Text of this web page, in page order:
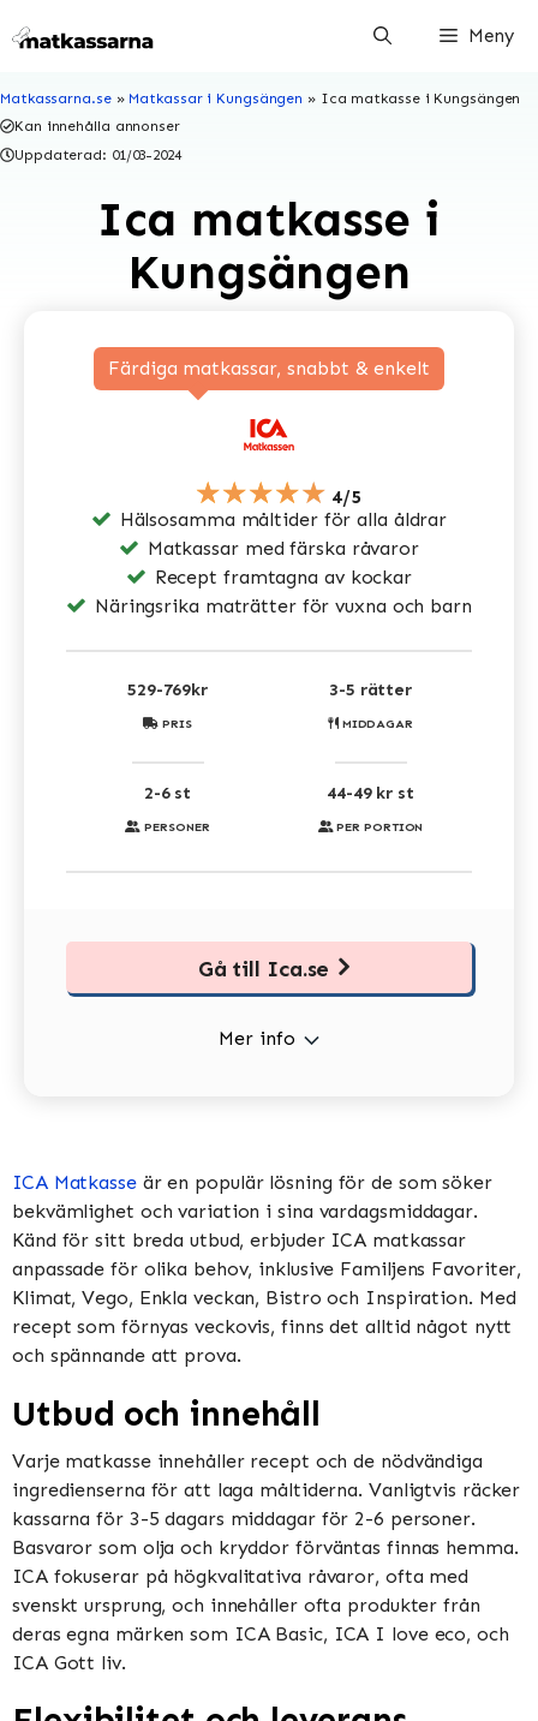
till
Meny
Matkassarna.se» Matkassar i Kungsängen » Ica matkasse i Kungsängen
Kan innehålla annonser
Uppdaterad: 01/03-2024
Ica matkasse i
Kungsängen
Färdiga matkassar, snabbt & enkelt
★★★★★ 4/5
Hälsosamma måltider för alla åldrar
Matkassar med färska råvaror
Recept framtagna av kockar
Näringsrika maträtter för vuxna och barn
PRIS
529-769kr
MIDDAGAR
3-5 rätter
PERSONER
2-6 st
PER PORTION
44-49 kr st
Mer info
Gå till Ica.se
ICA Matkasseär en populär lösning för de som söker
bekvämlighet och variation i sina vardagsmiddagar.
Känd för sitt breda utbud, erbjuder ICA matkassar
anpassade för olika behov, inklusive Familjens Favoriter,
Klimat, Vego, Enkla veckan, Bistro och Inspiration​​​​. Med
recept som förnyas veckovis, finns det alltid något nytt
och spännande att prova​​.
Utbud och innehåll
Varje matkasse innehåller recept och de nödvändiga
ingredienserna för att laga måltiderna. Vanligtvis räcker
kassarna för 3-5 dagars middagar för 2-6 personer.
Basvaror som olja och kryddor förväntas finnas hemma​​.
ICA fokuserar på högkvalitativa råvaror, ofta med
svenskt ursprung, och innehåller ofta produkter från
deras egna märken som ICA Basic, ICA I love eco, och
ICA Gott liv​​.